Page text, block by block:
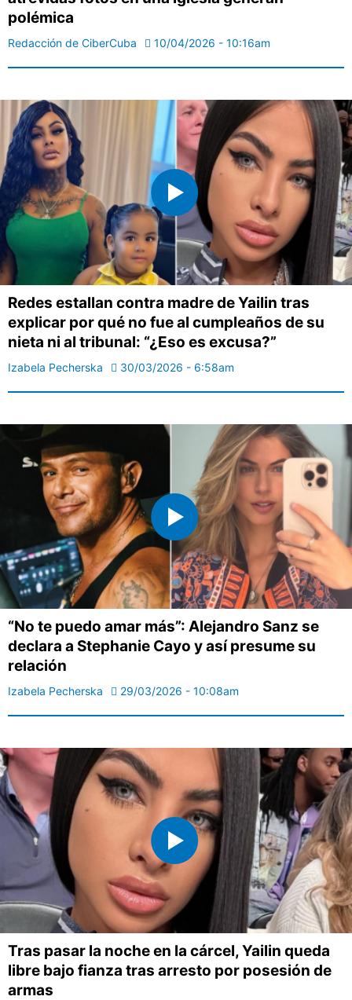
polémica
Redacción de CiberCuba 10/04/2026 - 10:16am
Redes estallan contra madre de Yailin tras
explicar por qué no fue al cumpleaños de su
nieta ni al tribunal: “¿Eso es excusa?”
Izabela Pecherska 30/03/2026 - 6:58am
“No te puedo amar más”: Alejandro Sanz se
declara a Stephanie Cayo y así presume su
relación
Izabela Pecherska 29/03/2026 - 10:08am
Tras pasar la noche en la cárcel, Yailin queda
libre bajo fianza tras arresto por posesión de
armas